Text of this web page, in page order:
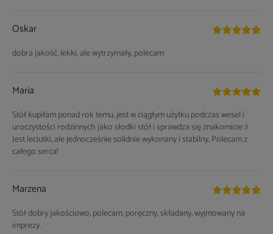
Oskar
dobra jakość, lekki, ale wytrzymały, polecam
Maria
Stół kupiłam ponad rok temu, jest w ciągłym użytku podczas wesel i
uroczystości rodzinnych jako słodki stół i sprawdza się znakomicie :)
Jest leciutki, ale jednocześnie solidnie wykonany i stabilny. Polecam z
całego serca!
Marzena
Stół dobry jakościowo, polecam, poręczny, składany, wyjmowany na
imprezy.